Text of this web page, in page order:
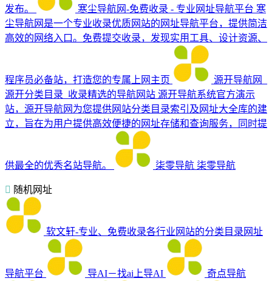
发布。 寒尘导航网-免费收录 - 专业网址导航平台 寒
尘导航网是一个专业收录优质网站的网址导航平台，提供简洁
高效的网络入口。免费提交收录，发现实用工具、设计资源、
程序员必备站，打造您的专属上网主页
源开导航网_
源开分类目录_收录精选的导航网站 源开导航系统官方演示
站，源开导航网为您提供网站分类目录索引及网址大全库的建
立，旨在为用户提供高效便捷的网址存储和查询服务，同时提
供最全的优秀名站导航。 柒零导航 柒零导航
随机网址
软文轩-专业、免费收录各行业网站的分类目录网址
导航平台 导AI－找ai上导AI 奇点导航